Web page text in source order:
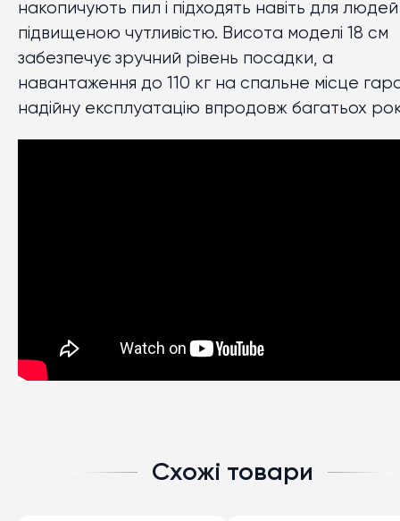
накопичують пил і підходять навіть для людей
підвищеною чутливістю. Висота моделі 18 см
забезпечує зручний рівень посадки, а
навантаження до 110 кг на спальне місце
надійну експлуатацію впродовж багатьох
Схожі товари